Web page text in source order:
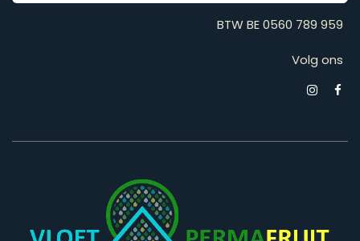
BTW BE 0560 789 959
Volg ons